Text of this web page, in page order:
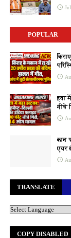
POPULAR
हवा
नीचे
कान
एयर
TRANSLATE
COPY DISABLED